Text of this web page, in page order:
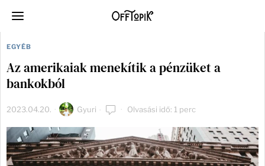
EGYÉB
Az amerikaiak menekítik a pénzüket a
bankokból
2023.04.20. Gyuri Olvasási idő: 1 perc